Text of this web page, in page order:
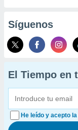
Síguenos
El Tiempo en
He leído y acepto